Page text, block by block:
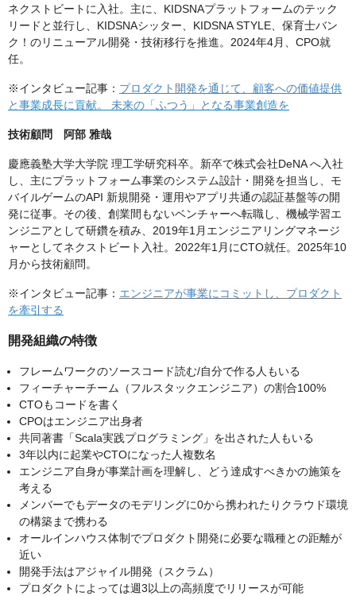
ネクストビートに入社。主に、KIDSNAプラットフォームのテック
リードと並行し、KIDSNAシッター、KIDSNA STYLE、保育士バン
ク！のリニューアル開発・技術移行を推進。2024年4月、CPO就
任。
※インタビュー記事： プロダクト開発を通じて、顧客への価値提供
と事業成長に貢献。 未来の「ふつう」となる事業創造を
技術顧問 阿部 雅哉
慶應義塾大学大学院 理工学研究科卒。新卒で株式会社DeNA へ入社
し、主にプラットフォーム事業のシステム設計・開発を担当し、モ
バイルゲームのAPI 新規開発・運用やアプリ共通の認証基盤等の開
発に従事。その後、創業間もないベンチャーへ転職し、機械学習エ
ンジニアとして研鑽を積み、2019年1月エンジニアリングマネージ
ャーとしてネクストビート入社。2022年1月にCTO就任。2025年10
月から技術顧問。
※インタビュー記事： エンジニアが事業にコミットし、プロダクト
を牽引する
開発組織の特徴
フレームワークのソースコード読む/自分で作る人もいる
フィーチャーチーム（フルスタックエンジニア）の割合100%
CTOもコードを書く
CPOはエンジニア出身者
共同著書「Scala実践プログラミング」を出された人もいる
3年以内に起業やCTOになった人複数名
エンジニア自身が事業計画を理解し、どう達成すべきかの施策を
考える
メンバーでもデータのモデリングに0から携われたりクラウド環境
の構築まで携わる
オールインハウス体制でプロダクト開発に必要な職種との距離が
近い
開発手法はアジャイル開発（スクラム）
プロダクトによっては週3以上の高頻度でリリースが可能